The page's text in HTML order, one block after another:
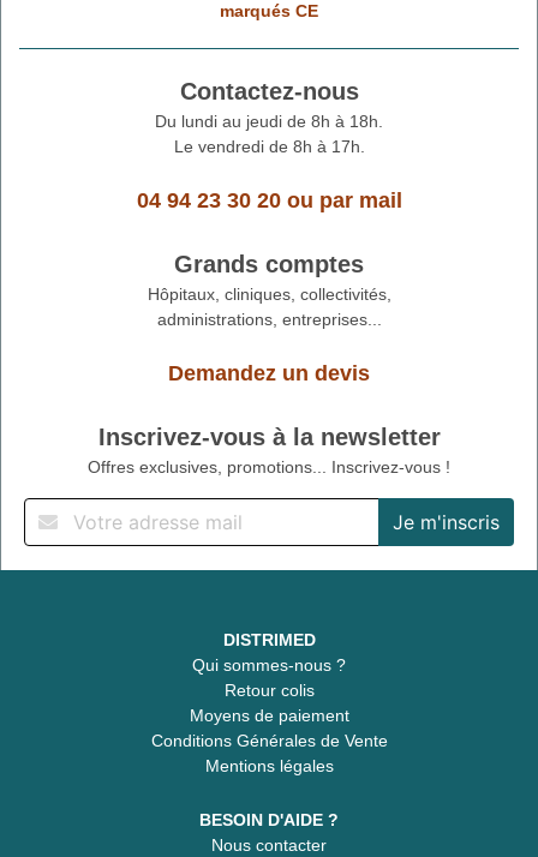
marqués CE
Contactez-nous
Du lundi au jeudi de 8h à 18h.
Le vendredi de 8h à 17h.
04 94 23 30 20ou par mail
Grands comptes
Hôpitaux, cliniques, collectivités,
administrations, entreprises...
Demandez un devis
Inscrivez-vous à la newsletter
Offres exclusives, promotions... Inscrivez-vous !
DISTRIMED
Qui sommes-nous ?
Retour colis
Moyens de paiement
Conditions Générales de Vente
Mentions légales
BESOIN D'AIDE ?
Nous contacter